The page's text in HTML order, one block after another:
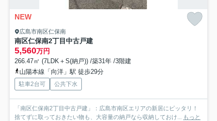
NEW
広島市南区仁保南
南区仁保南2丁目中古戸建
5,560万円
266.47㎡ (7LDK＋S(納戸)) /築31年 /3階建
山陽本線「向洋」駅 徒歩29分
駐車2台可 公共下水
「南区仁保南2丁目中古戸建」：広島市南区エリアの新居にピッタリ！
捨てずに取っておきたい物も、大容量の納戸なら収納しておけ... もっと